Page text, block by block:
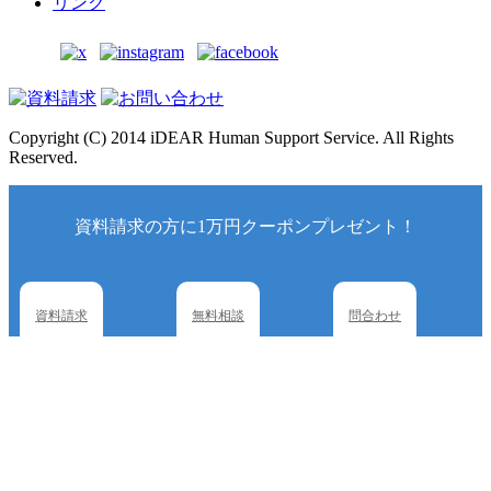
Copyright (C) 2014 iDEAR Human Support Service. All Rights
Reserved.
資料請求の方に1万円クーポンプレゼント！
資料請求 無料相談 問合わせ